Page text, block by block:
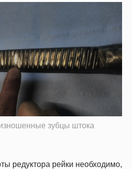
зубцы штока
редуктора рейки необходимо,